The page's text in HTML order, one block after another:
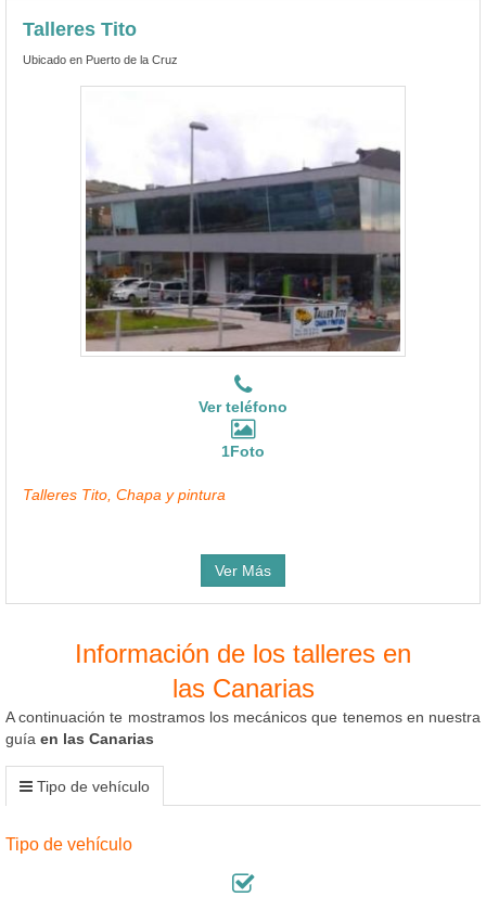
Talleres Tito
Ubicado en Puerto de la Cruz
Ver teléfono
1Foto
Talleres Tito, Chapa y pintura
Ver Más
Información de los talleres en
las Canarias
A continuación te mostramos los mecánicos que tenemos en nuestra
guía en las Canarias
Tipo de vehículo
Tipo de vehículo